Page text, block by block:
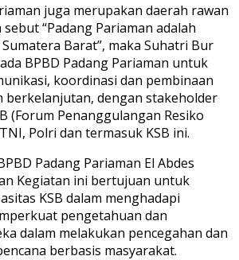
juga merupakan daerah rawan
“Padang Pariaman adalah
Barat”, maka Suhatri Bur
BPBD Padang Pariaman untuk
koordinasi dan pembinaan
berkelanjutan, dengan stakeholder
(Forum Penanggulangan Resiko
Polri dan termasuk KSB ini.
Padang Pariaman El Abdes
Kegiatan ini bertujuan untuk
KSB dalam menghadapi
pengetahuan dan
dalam melakukan pencegahan dan
berbasis masyarakat.